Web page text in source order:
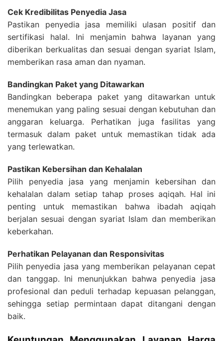
Cek Kredibilitas Penyedia Jasa
Pastikan penyedia jasa memiliki ulasan positif dan
sertifikasi halal. Ini menjamin bahwa layanan yang
diberikan berkualitas dan sesuai dengan syariat Islam,
memberikan rasa aman dan nyaman.
Bandingkan Paket yang Ditawarkan
Bandingkan beberapa paket yang ditawarkan untuk
menemukan yang paling sesuai dengan kebutuhan dan
anggaran keluarga. Perhatikan juga fasilitas yang
termasuk dalam paket untuk memastikan tidak ada
yang terlewatkan.
Pastikan Kebersihan dan Kehalalan
Pilih penyedia jasa yang menjamin kebersihan dan
kehalalan dalam setiap tahap proses aqiqah. Hal ini
penting untuk memastikan bahwa ibadah aqiqah
berjalan sesuai dengan syariat Islam dan memberikan
keberkahan.
Perhatikan Pelayanan dan Responsivitas
Pilih penyedia jasa yang memberikan pelayanan cepat
dan tanggap. Ini menunjukkan bahwa penyedia jasa
profesional dan peduli terhadap kepuasan pelanggan,
sehingga setiap permintaan dapat ditangani dengan
baik.